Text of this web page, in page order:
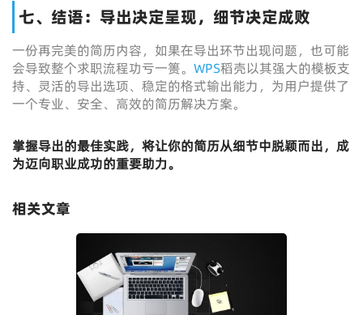
七、结语：导出决定呈现，细节决定成败
一份再完美的简历内容，如果在导出环节出现问题，也可能
会导致整个求职流程功亏一篑。 WPS稻壳以其强大的模板支
持、灵活的导出选项、稳定的格式输出能力，为用户提供了
一个专业、安全、高效的简历解决方案。
掌握导出的最佳实践，将让你的简历从细节中脱颖而出，成
为迈向职业成功的重要助力。
相关文章